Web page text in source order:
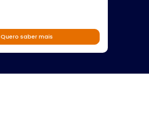
Quero saber mais